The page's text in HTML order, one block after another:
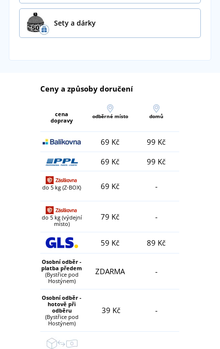
Sety a dárky
Ceny a způsoby doručení
cena
dopravy
odběrné místo domů
69 Kč
99 Kč
69 Kč
99 Kč
do 5 kg (Z-BOX) 69 Kč -
do 5 kg (výdejní
místo)
79 Kč -
59 Kč 89 Kč
Osobní odběr -
platba předem
(Bystřice pod
Hostýnem)
ZDARMA -
Osobní odběr -
hotově při
odběru
(Bystřice pod
Hostýnem)
39 Kč -